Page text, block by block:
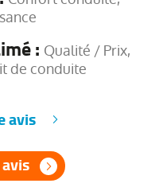
: Qualité / Prix,
de conduite
avis